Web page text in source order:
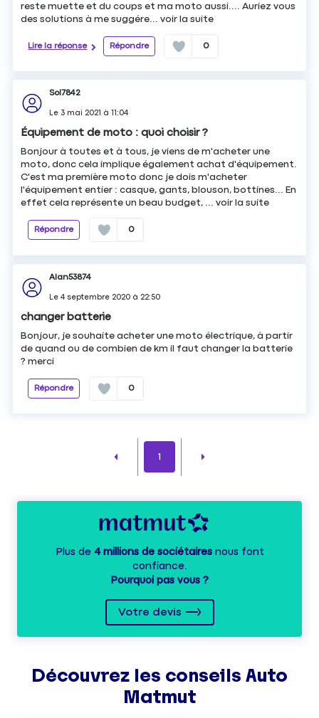
reste muette et du coups et ma moto aussi.... Auriez vous
des solutions à me suggére...voir la suite
Lire la réponse Répondre 0
Sol7842
Le 3 mai 2021 à11:04
Équipement de moto : quoi choisir ?
Bonjour à toutes et à tous, je viens de m'acheter une
moto, donc cela implique également achat d'équipement.
C'est ma première moto donc je dois m'acheter
l'équipement entier : casque, gants, blouson, bottines... En
effet cela représente un beau budget, ...voir la suite
Répondre 0
Alan53874
Le4 septembre 2020 à 22:50
changer batterie
Bonjour, je souhaite acheter une moto électrique, à partir
de quand ou de combien de km il faut changer la batterie
? merci
Répondre 0
1
Plus de 4 millions de sociétairesnous font
confiance.
Pourquoi pas vous ?
Votre devis
Découvrez les conseils Auto
Matmut